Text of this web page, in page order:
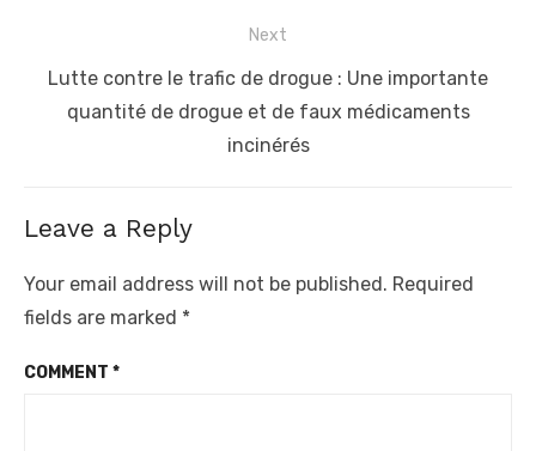
Next
Next
post:
Lutte contre le trafic de drogue : Une importante
quantité de drogue et de faux médicaments
incinérés
Leave a Reply
Your email address will not be published. Required
fields are marked *
COMMENT *